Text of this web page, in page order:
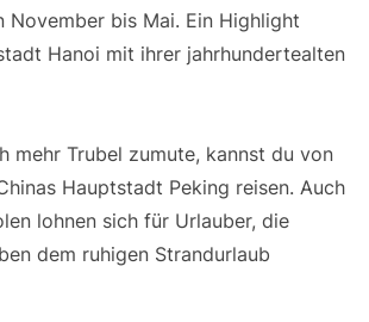
November bis Mai. Ein Highlight
Hanoi mit ihrer jahrhundertealten
mehr Trubel zumute, kannst du von
Hauptstadt Peking reisen. Auch
lohnen sich für Urlauber, die
dem ruhigen Strandurlaub